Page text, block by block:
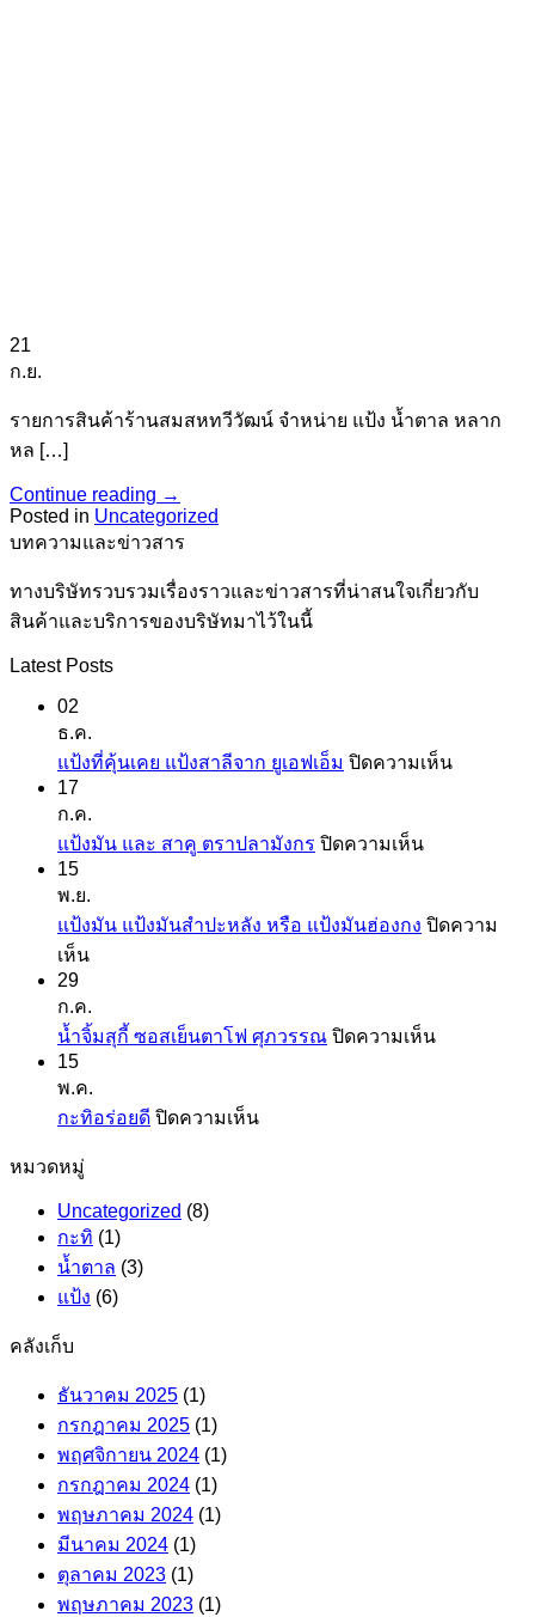
21
ก.ย.
รายการสินค้าร้านสมสหทวีวัฒน์ จำหน่าย แป้ง น้ำตาล หลาก
หล […]
Continue reading →
Posted in Uncategorized
บทความและข่าวสาร
ทางบริษัทรวบรวมเรื่องราวและข่าวสารที่น่าสนใจเกี่ยวกับ
สินค้าและบริการของบริษัทมาไว้ในนี้
Latest Posts
02
ธ.ค.
แป้งที่คุ้นเคย แป้งสาลีจาก ยูเอฟเอ็ม ปิดความเห็นบน
17
ก.ค.
แป้งมัน และ สาคู ตราปลามังกร ปิดความเห็นบน
และ
15
พ.ย.
แป้งมัน แป้งมันสำปะหลัง หรือ แป้งมันฮ่องกง ปิดความ
เห็นบน
มัน
แป้ง
สำปะหลัง
หรือ
ฮ่องกง
29
ก.ค.
น้ำจิ้มสุกี้ ซอสเย็นตาโฟ ศุภวรรณ ปิดความเห็นบน
15
พ.ค.
กะทิอร่อยดี ปิดความเห็นบน
หมวดหมู่
Uncategorized (8)
กะทิ (1)
น้ำตาล (3)
แป้ง (6)
คลังเก็บ
ธันวาคม 2025 (1)
กรกฎาคม 2025 (1)
พฤศจิกายน 2024 (1)
กรกฎาคม 2024 (1)
พฤษภาคม 2024 (1)
มีนาคม 2024 (1)
ตุลาคม 2023 (1)
พฤษภาคม 2023 (1)